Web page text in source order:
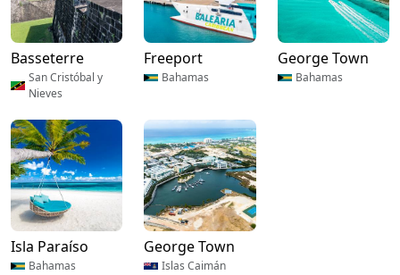
Basseterre
San Cristóbal y
Nieves
Freeport
Bahamas
George Town
Bahamas
Isla Paraíso
Bahamas
George Town
Islas Caimán